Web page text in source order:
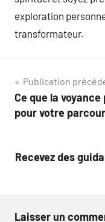
exploration
transformateur.
Navigation
de
Publication
Ce que la
pour votre
Recevez des
Laisser un